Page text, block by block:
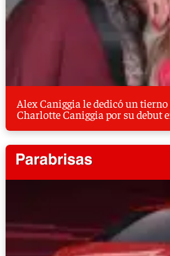
Alex Caniggia le dedicó un
Charlotte Caniggia por su debut